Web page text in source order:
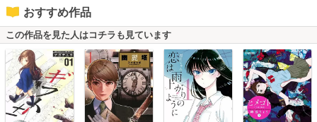
おすすめ作品
この作品を見た人はコチラも見ています